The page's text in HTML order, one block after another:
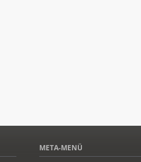
META-MENÜ